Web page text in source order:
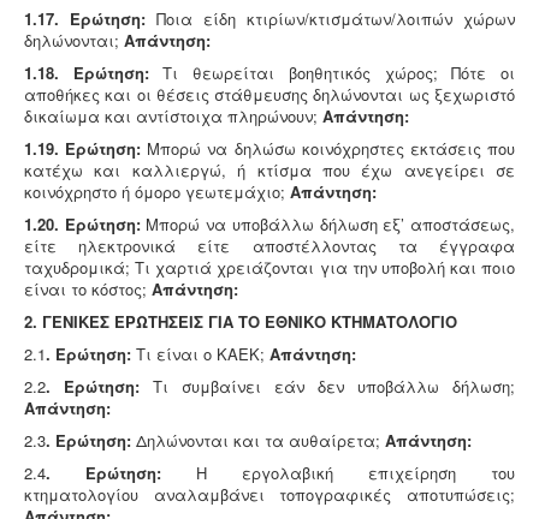
1.17. Ερώτηση: Ποια είδη κτιρίων/κτισμάτων/λοιπών χώρων
δηλώνονται; Απάντηση:
1.18. Ερώτηση:Τι θεωρείται βοηθητικός χώρος; Πότε οι
αποθήκες και οι θέσεις στάθμευσης δηλώνονται ως ξεχωριστό
δικαίωμα και αντίστοιχα πληρώνουν; Απάντηση:
1.19. Ερώτηση: Μπορώ να δηλώσω κοινόχρηστες εκτάσεις που
κατέχω και καλλιεργώ, ή κτίσμα που έχω ανεγείρει σε
κοινόχρηστο ή όμορο γεωτεμάχιο; Απάντηση:
1.20. Ερώτηση:Μπορώ να υποβάλλω δήλωση εξ’ αποστάσεως,
είτε ηλεκτρονικά είτε αποστέλλοντας τα έγγραφα
ταχυδρομικά; Τι χαρτιά χρειάζονται για την υποβολή και ποιο
είναι το κόστος; Απάντηση:
2. ΓΕΝΙΚΕΣ ΕΡΩΤΗΣΕΙΣ ΓΙΑ ΤΟ ΕΘΝΙΚΟ ΚΤΗΜΑΤΟΛΟΓΙΟ
2.1. Ερώτηση: Τι είναι ο ΚΑΕΚ; Απάντηση:
2.2. Ερώτηση: Τι συμβαίνει εάν δεν υποβάλλω δήλωση;
Απάντηση:
2.3. Ερώτηση: Δηλώνονται και τα αυθαίρετα; Απάντηση:
2.4. Ερώτηση: H εργολαβική επιχείρηση του
κτηματολογίου αναλαμβάνει τοπογραφικές αποτυπώσεις;